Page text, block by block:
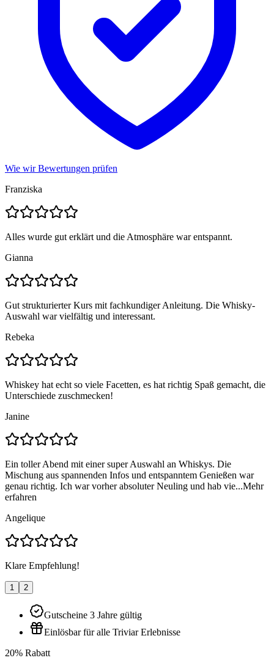
Wie wir Bewertungen prüfen
Franziska
Alles wurde gut erklärt und die Atmosphäre war entspannt.
Gianna
Gut strukturierter Kurs mit fachkundiger Anleitung. Die Whisky-
Auswahl war vielfältig und interessant.
Rebeka
Whiskey hat echt so viele Facetten, es hat richtig Spaß gemacht, die
Unterschiede zuschmecken!
Janine
Ein toller Abend mit einer super Auswahl an Whiskys. Die
Mischung aus spannenden Infos und entspanntem Genießen war
genau richtig. Ich war vorher absoluter Neuling und hab vie...Mehr
erfahren
Angelique
Klare Empfehlung!
1 2
Gutscheine 3 Jahre gültig
Einlösbar für alle Triviar Erlebnisse
20% Rabatt